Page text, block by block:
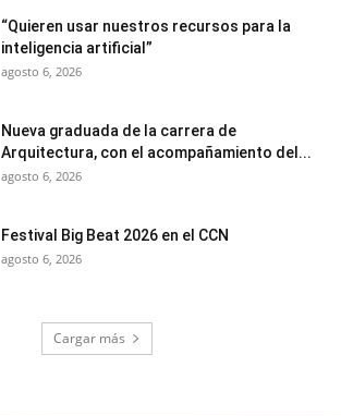
“Quieren usar nuestros recursos para la
inteligencia artificial”
agosto 6, 2026
Nueva graduada de la carrera de
Arquitectura, con el acompañamiento del...
agosto 6, 2026
Festival Big Beat 2026 en el CCN
agosto 6, 2026
Cargar más